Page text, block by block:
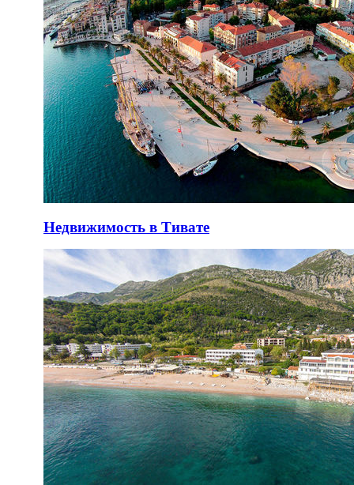
Недвижимость в Тивате